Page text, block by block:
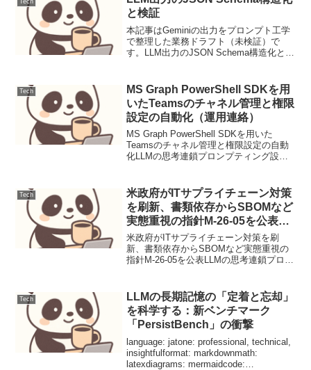
高めるためのインラインコ...
と検証
本記事はGeminiの出力をプロンプト工学
で整理した業務ドラフト（未検証）で
す。LLM出力のJSON Schema構造化と検
ク、会議の議事録、製品説明）をインプ
ットとし...
Tech
MS Graph PowerShell SDKを用
いたTeamsのチャネル管理と権限
設定の自動化（運用連絡）
MS Graph PowerShell SDKを用いた
Teamsのチャネル管理と権限設定の自動
化LLMの思考連鎖プロンプティング設計
せ対応を自動化するLLMプロン...
Tech
米政府がITサプライチェーン対策
を刷新、書類依存からSBOMなど
実態重視の指針M-26-05を公表
（運用連絡）
米政府がITサプライチェーン対策を刷
新、書類依存からSBOMなど実態重視の
指針M-26-05を公表LLMの思考連鎖プロン
からの問い合わせ対応を自動化するLLM
プロ...
Tech
LLMの長期記憶の「定着と忘却」
を科学する：新ベンチマーク
「PersistBench」の衝撃
language: jatone: professional, technical,
insightfulformat: markdownmath:
latexdiagrams: mermaidcode: